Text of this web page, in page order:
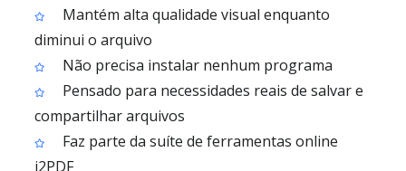
Mantém alta qualidade visual enquanto
diminui o arquivo
Não precisa instalar nenhum programa
Pensado para necessidades reais de salvar e
compartilhar arquivos
Faz parte da suíte de ferramentas online
i2PDF